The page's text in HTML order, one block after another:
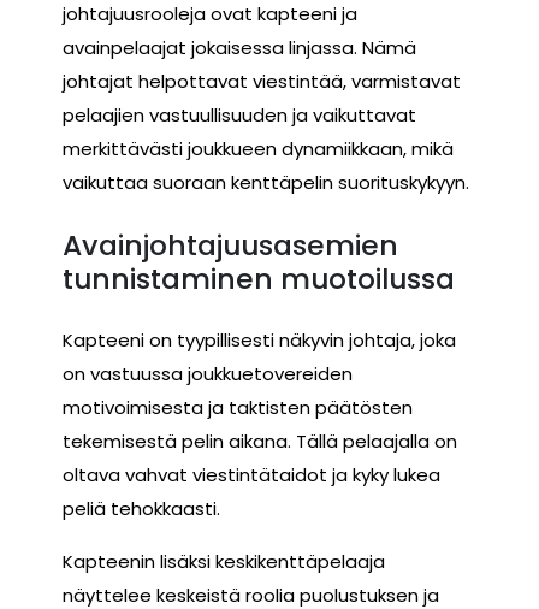
johtajuusrooleja ovat kapteeni ja
avainpelaajat jokaisessa linjassa. Nämä
johtajat helpottavat viestintää, varmistavat
pelaajien vastuullisuuden ja vaikuttavat
merkittävästi joukkueen dynamiikkaan, mikä
vaikuttaa suoraan kenttäpelin suorituskykyyn.
Avainjohtajuusasemien
tunnistaminen muotoilussa
Kapteeni on tyypillisesti näkyvin johtaja, joka
on vastuussa joukkuetovereiden
motivoimisesta ja taktisten päätösten
tekemisestä pelin aikana. Tällä pelaajalla on
oltava vahvat viestintätaidot ja kyky lukea
peliä tehokkaasti.
Kapteenin lisäksi keskikenttäpelaaja
näyttelee keskeistä roolia puolustuksen ja